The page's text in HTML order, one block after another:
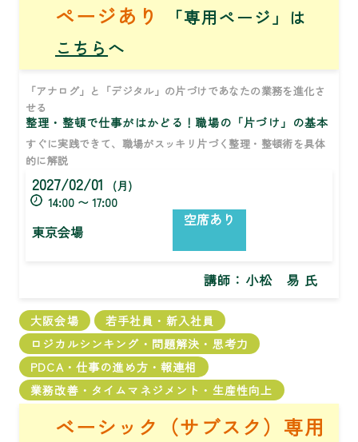
ページあり
「専用ページ」は
こちら へ
「アナログ」と「デジタル」の片づけであなたの業務を進化さ
せる
整理・整頓で仕事がはかどる！職場の「片づけ」の基本
すぐに実践できて、職場がスッキリ片づく整理・整頓術を具体
的に解説
2027/02/01
(月)
14:00 〜 17:00
東京会場
空席あり
講師： 小松 易 氏
大阪会場
若手社員・新入社員
ロジカルシンキング・問題解決・思考力
PDCA・仕事の進め方・報連相
業務改善・タイムマネジメント・生産性向上
ベーシック（サブスク）専用